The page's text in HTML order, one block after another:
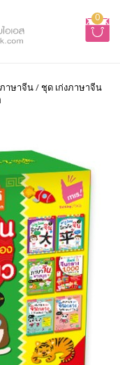
0
ภาษาจีน/ชุด เก่งภาษาจีน